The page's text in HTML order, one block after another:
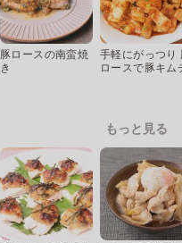
豚ロースの南蛮焼
き
手軽にがっつり
ロースで豚キム
もっと見る